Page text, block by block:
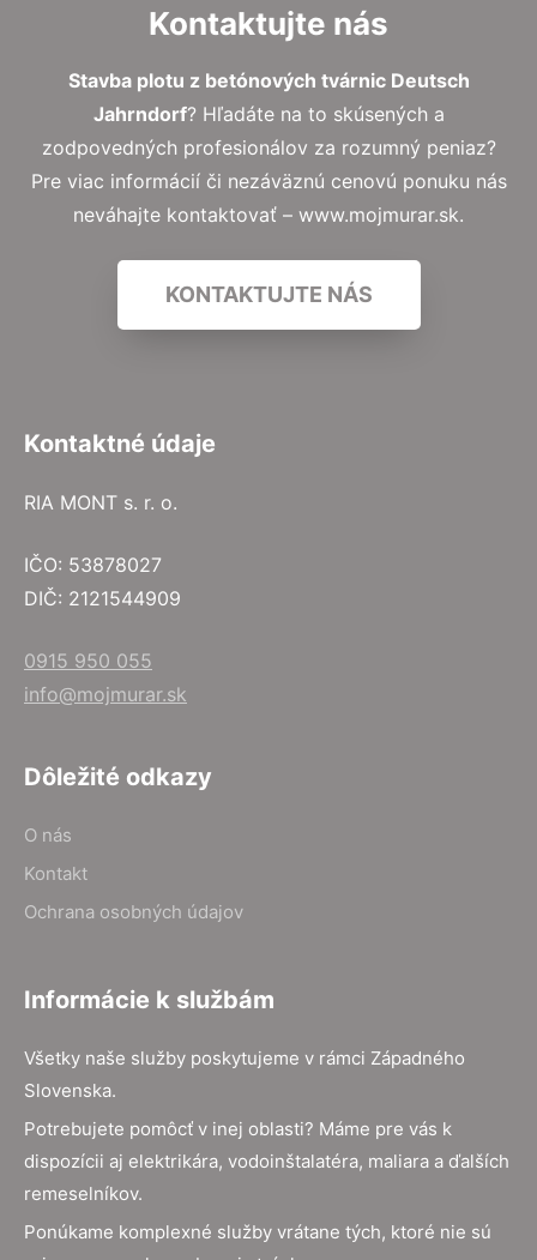
Kontaktujte nás
Stavba plotu z betónových tvárnic Deutsch
Jahrndorf? Hľadáte na to skúsených a
zodpovedných profesionálov za rozumný peniaz?
Pre viac informácií či nezáväznú cenovú ponuku nás
neváhajte kontaktovať – www.mojmurar.sk.
KONTAKTUJTE NÁS
Kontaktné údaje
RIA MONT s. r. o.
IČO: 53878027
DIČ: 2121544909
0915 950 055
info@mojmurar.sk
Dôležité odkazy
O nás
Kontakt
Ochrana osobných údajov
Informácie k službám
Všetky naše služby poskytujeme v rámci Západného
Slovenska.
Potrebujete pomôcť v inej oblasti? Máme pre vás k
dispozícii aj elektrikára, vodoinštalatéra, maliara a ďalších
remeselníkov.
Ponúkame komplexné služby vrátane tých, ktoré nie sú